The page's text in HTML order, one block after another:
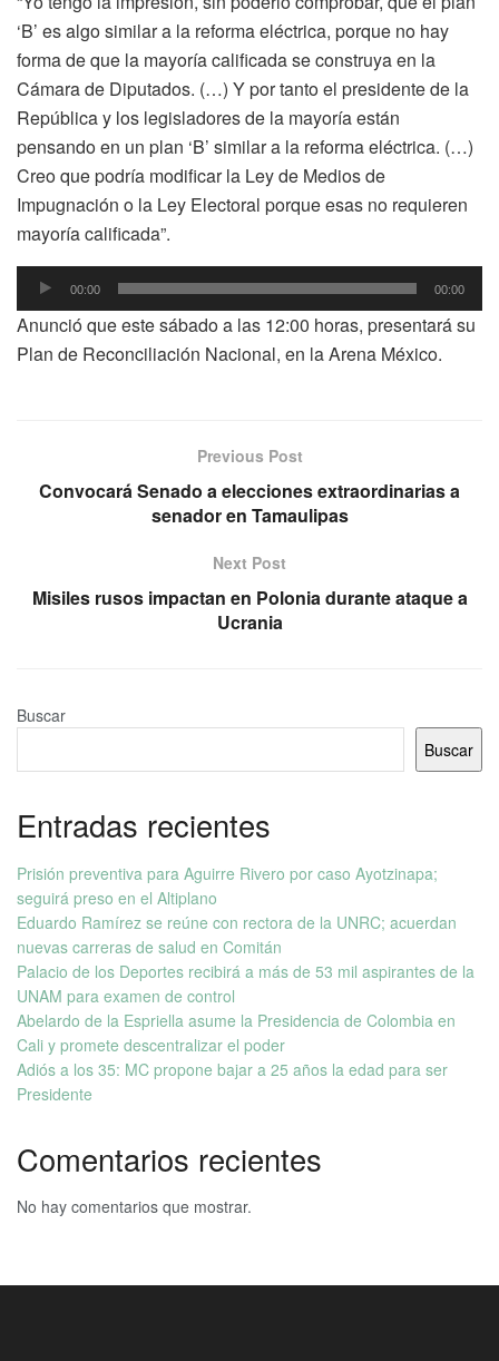
‘B’ es algo similar a la reforma eléctrica, porque no hay
forma de que la mayoría calificada se construya en la
Cámara de Diputados. (…) Y por tanto el presidente de la
República y los legisladores de la mayoría están
pensando en un plan ‘B’ similar a la reforma eléctrica. (…)
Creo que podría modificar la Ley de Medios de
Impugnación o la Ley Electoral porque esas no requieren
mayoría calificada”.
Reproductor
de
audio
00:00 00:00
Anunció que este sábado a las 12:00 horas, presentará su
Plan de Reconciliación Nacional, en la Arena México.
Previous Post
Convocará Senado a elecciones extraordinarias a
senador en Tamaulipas
Next Post
Misiles rusos impactan en Polonia durante ataque a
Ucrania
Buscar
Buscar
Entradas recientes
Prisión preventiva para Aguirre Rivero por caso Ayotzinapa;
seguirá preso en el Altiplano
Eduardo Ramírez se reúne con rectora de la UNRC; acuerdan
nuevas carreras de salud en Comitán
Palacio de los Deportes recibirá a más de 53 mil aspirantes de la
UNAM para examen de control
Abelardo de la Espriella asume la Presidencia de Colombia en
Cali y promete descentralizar el poder
Adiós a los 35: MC propone bajar a 25 años la edad para ser
Presidente
Comentarios recientes
No hay comentarios que mostrar.